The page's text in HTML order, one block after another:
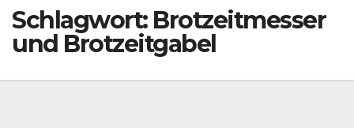
Schlagwort: Brotzeitmesser
und Brotzeitgabel